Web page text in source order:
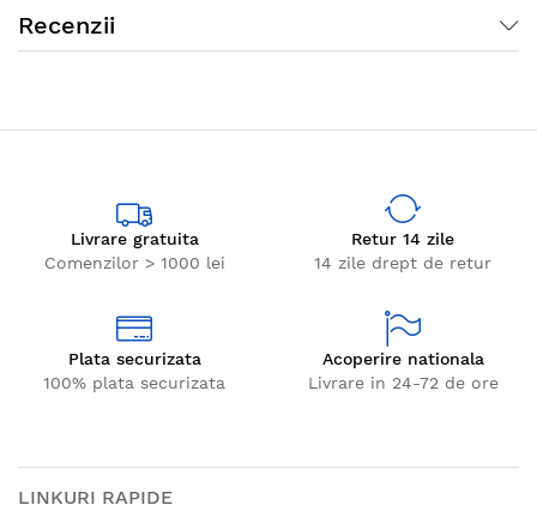
Recenzii
Livrare gratuita
Comenzilor > 1000 lei
Retur 14 zile
14 zile drept de retur
Plata securizata
100% plata securizata
Acoperire nationala
Livrare in 24-72 de ore
LINKURI RAPIDE